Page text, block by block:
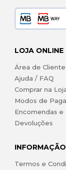
LOJA ONLINE
Área de Cliente
Ajuda / FAQ
Comprar na
Modos de
Encomendas e
Devoluções
Termos e